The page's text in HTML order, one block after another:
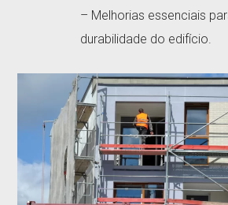
– Melhorias essenciais
durabilidade do edifício.